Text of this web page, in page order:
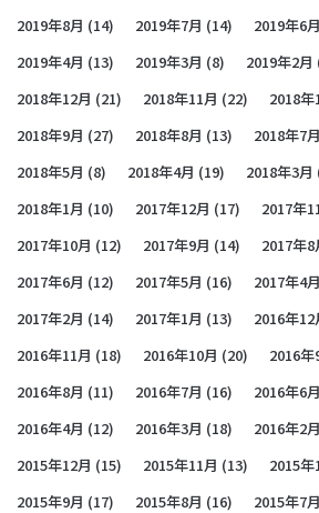
2019年8月 (14) 2019年7月 (14) 2019年6月
2019年4月 (13) 2019年3月 (8) 2019年2月
2018年12月 (21) 2018年11月 (22) 2018年
2018年9月 (27) 2018年8月 (13) 2018年7月
2018年5月 (8) 2018年4月 (19) 2018年3月
2018年1月 (10) 2017年12月 (17) 2017年
2017年10月 (12) 2017年9月 (14) 2017年8
2017年6月 (12) 2017年5月 (16) 2017年4月
2017年2月 (14) 2017年1月 (13) 2016年12
2016年11月 (18) 2016年10月 (20) 2016年
2016年8月 (11) 2016年7月 (16) 2016年6月
2016年4月 (12) 2016年3月 (18) 2016年2月
2015年12月 (15) 2015年11月 (13) 2015年
2015年9月 (17) 2015年8月 (16) 2015年7月